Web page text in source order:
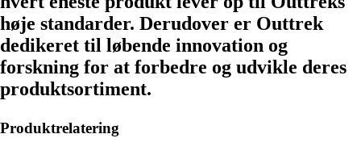
høje standarder. Derudover er Outtrek
dedikeret til løbende innovation og
forskning for at forbedre og udvikle deres
produktsortiment.
Produktrelatering